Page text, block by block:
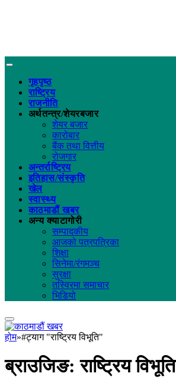
गृहपृष्ठ
राष्ट्रिय
राजनीति
अर्थतन्त्र/शेयरबजार
शेयर बजार
कारोबार
बैंक तथा वित्तीय
रोजगार
अन्तर्राष्ट्रिय
इतिहास/संस्कृति
खेल
स्वास्थ्य
काठमाडौं खबर
अन्य क्याटागोरी
सम्पादकीय
आजको पत्रपत्रिका
शिक्षा
सिनेमा/रंगमञ्च
सुरक्षा
तस्विरमा समाचार
भिडियो
होम»#ट्याग "राष्ट्रिय विभूति"
ब्राउजिङ:राष्ट्रिय विभूति